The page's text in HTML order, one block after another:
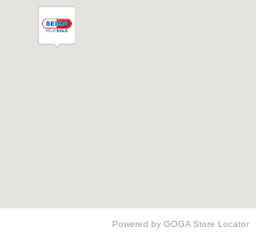
Powered by GOGA Store Locator